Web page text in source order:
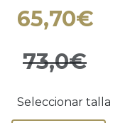
65,70€
73,0€
Seleccionar talla